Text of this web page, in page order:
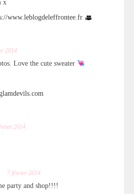
x
www.leblogdeleffrontee.fr
2014
Love the cute sweater
2014
7 février 2014
party and shop!!!!